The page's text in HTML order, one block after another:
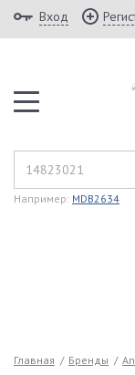
Вход
Например: MDB2634
Главная / Бренды /